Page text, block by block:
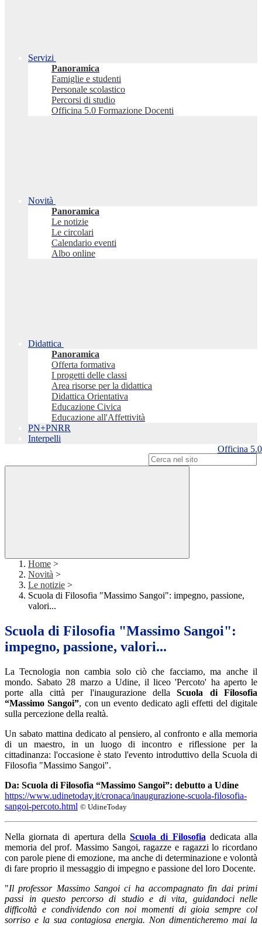
Servizi
Panoramica
Famiglie e studenti
Personale scolastico
Percorsi di studio
Officina 5.0 Formazione Docenti
Novità
Panoramica
Le notizie
Le circolari
Calendario eventi
Albo online
Didattica
Panoramica
Offerta formativa
I progetti delle classi
Area risorse per la didattica
Didattica Orientativa
Educazione Civica
Educazione all'Affettività
PN+PNRR
Interpelli
Officina 5.0
Home >
Novità >
Le notizie >
Scuola di Filosofia "Massimo Sangoi": impegno, passione,
valori...
Scuola di Filosofia "Massimo Sangoi":
impegno, passione, valori...
La Tecnologia non cambia solo ciò che facciamo, ma anche il
mondo. Sabato 28 marzo a Udine, il liceo 'Percoto' ha aperto le
porte alla città per l'inaugurazione della
Scuola di Filosofia
“Massimo Sangoi”, con un evento dedicato agli effetti del digitale
sulla percezione della realtà.
Un sabato mattina dedicato al pensiero, al confronto e alla memoria
di un maestro, in un luogo di incontro e riflessione per la
cittadinanza: l'occasione è stato l'evento introduttivo della Scuola di
Filosofia "Massimo Sangoi".
Da: Scuola di Filosofia “Massimo Sangoi”: debutto a Udine
https://www.udinetoday.it/cronaca/inaugurazione-scuola-filosofia-
sangoi-percoto.html © UdineToday
Nella giornata di apertura dellaScuola di Filosofia dedicata alla
memoria del prof. Massimo Sangoi, ragazze e ragazzi lo ricordano
con parole piene di emozione, ma anche di determinazione e volontà
di fare proprio il messaggio di impegno e passione del loro Docente.
"Il professor Massimo Sangoi ci ha accompagnato fin dai primi
passi in questo percorso di studio e di vita, guidandoci nelle
difficoltà e condividendo con noi momenti di gioia sempre col
sorriso e la sua contagiosa energia. Non dimenticheremo mai la